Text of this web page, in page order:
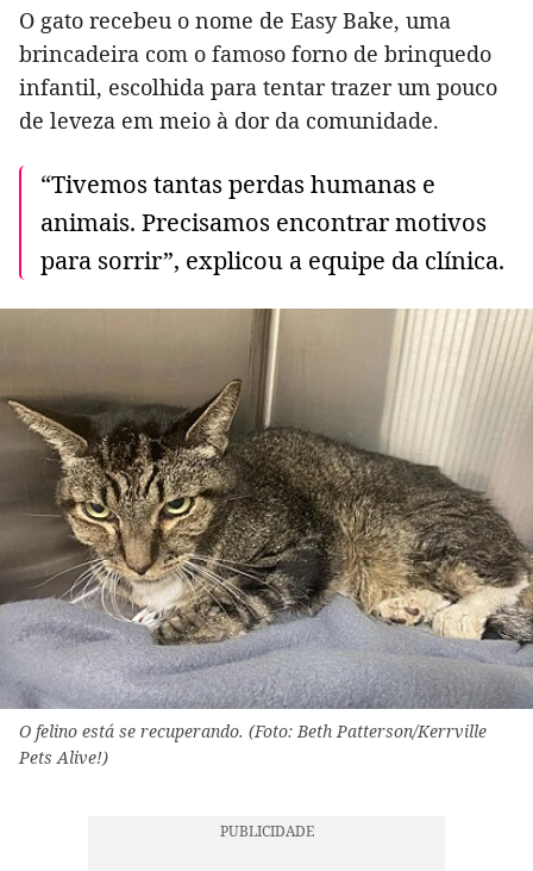
O gato recebeu o nome de Easy Bake, uma
brincadeira com o famoso forno de brinquedo
infantil, escolhida para tentar trazer um pouco
de leveza em meio à dor da comunidade.
“Tivemos tantas perdas humanas e
animais. Precisamos encontrar motivos
para sorrir”, explicou a equipe da clínica.
O felino está se recuperando. (Foto: Beth Patterson/Kerrville
Pets Alive!)